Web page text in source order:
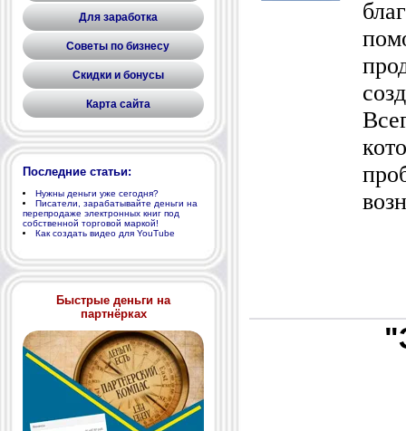
Для заработка
Советы по бизнесу
Скидки и бонусы
Карта сайта
Последние статьи:
Нужны деньги уже сегодня?
Писатели, зарабатывайте деньги на
перепродаже электронных книг под
собственной торговой маркой!
Как создать видео для YouTube
Быстрые деньги на
партнёрках